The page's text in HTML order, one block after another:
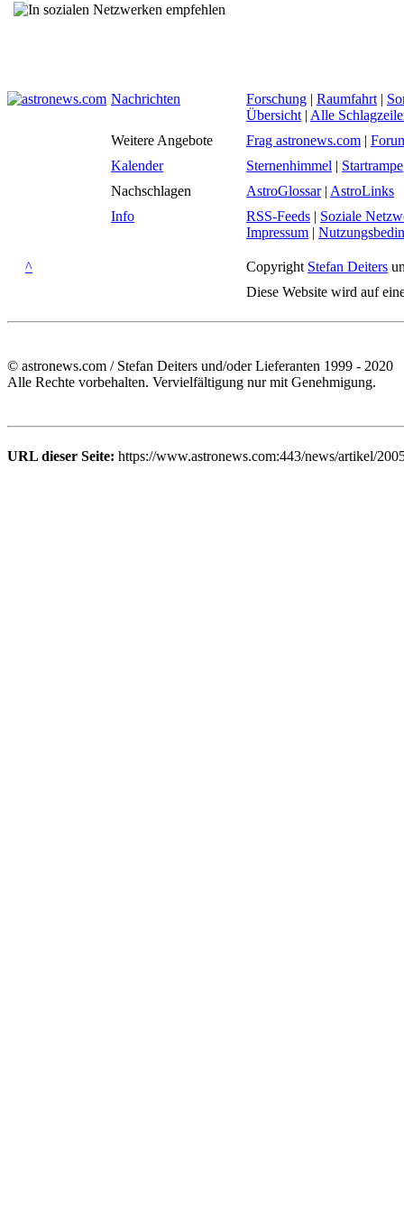
Nachrichten Forschung | Raumfahrt |
Übersicht | Alle
Weitere Angebote
Frag astronews.com |
Kalender
Sternenhimmel | Startrampe
Nachschlagen
AstroGlossar| AstroLinks
Info
RSS-Feeds | Soziale
Impressum |
^ Copyright Stefan Deiters
Diese Website wird auf
© astronews.com / Stefan Deiters und/oder Lieferanten 1999 - 2020
Alle Rechte vorbehalten. Vervielfältigung nur mit Genehmigung.
URL dieser Seite: https://www.astronews.com:443/news/artikel/